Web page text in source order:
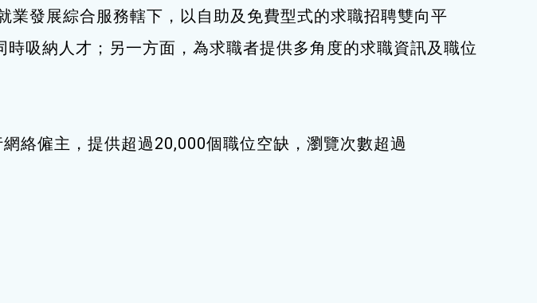
業發展綜合服務轄下，以自助及免費型式的求職招聘雙向平
吸納人才；另一方面，為求職者提供多角度的求職資訊及職位
絡僱主，提供超過20,000個職位空缺，瀏覽次數超過